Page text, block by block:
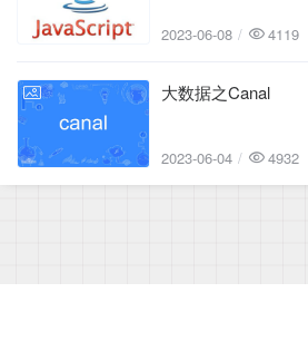
2023-06-08 4119
2023-06-04
大数据之Canal
2023-06-04 4932